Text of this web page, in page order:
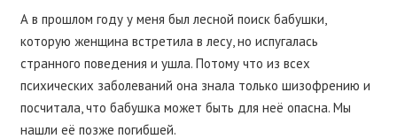
А в прошлом году у меня был лесной поиск бабушки,
которую женщина встретила в лесу, но испугалась
странного поведения и ушла. Потому что из всех
психических заболеваний она знала только шизофрению и
посчитала, что бабушка может быть для неё опасна. Мы
нашли её позже погибшей.